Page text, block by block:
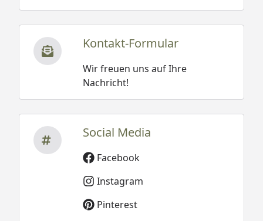
Kontakt-Formular
Wir freuen uns auf Ihre
Nachricht!
Social Media
Facebook
Instagram
Pinterest